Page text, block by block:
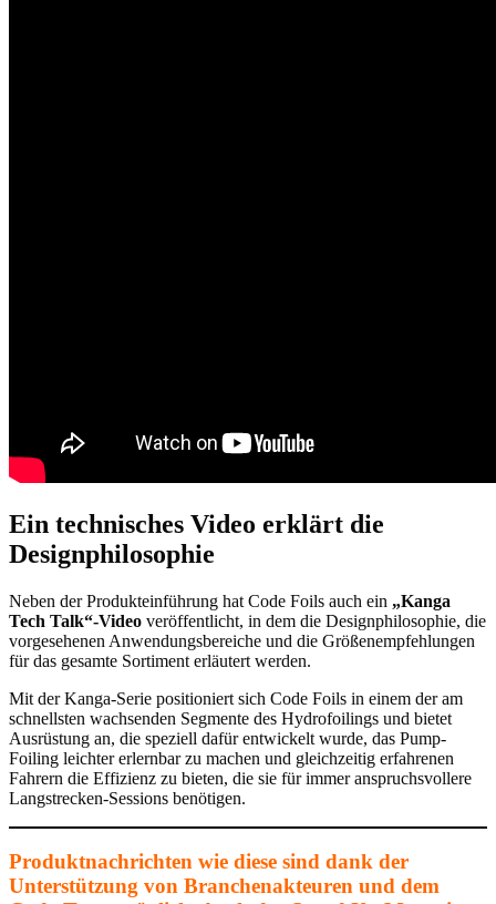
Ein technisches Video erklärt die
Designphilosophie
Neben der Produkteinführung hat Code Foils auch ein „Kanga
Tech Talk“-Video veröffentlicht, in dem die Designphilosophie, die
vorgesehenen Anwendungsbereiche und die Größenempfehlungen
für das gesamte Sortiment erläutert werden.
Mit der Kanga-Serie positioniert sich Code Foils in einem der am
schnellsten wachsenden Segmente des Hydrofoilings und bietet
Ausrüstung an, die speziell dafür entwickelt wurde, das Pump-
Foiling leichter erlernbar zu machen und gleichzeitig erfahrenen
Fahrern die Effizienz zu bieten, die sie für immer anspruchsvollere
Langstrecken-Sessions benötigen.
Produktnachrichten wie diese sind dank der
Unterstützung von Branchenakteuren und dem